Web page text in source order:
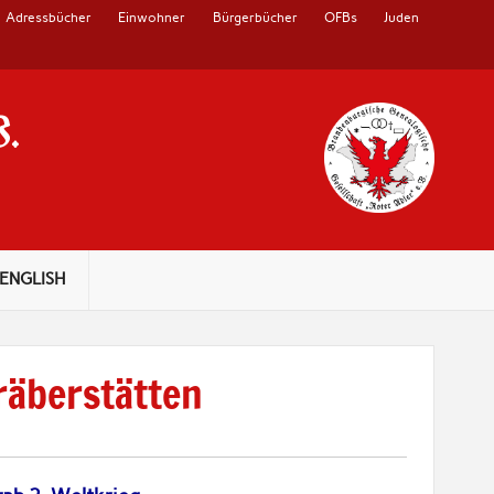
Adressbücher Einwohner Bürgerbücher OFBs Juden
ENGLISH